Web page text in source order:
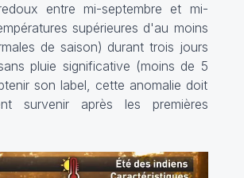
entre mi-septembre et mi-
supérieures d'au moins
de saison) durant trois jours
pluie significative (moins de 5
son label, cette anomalie doit
survenir après les premières